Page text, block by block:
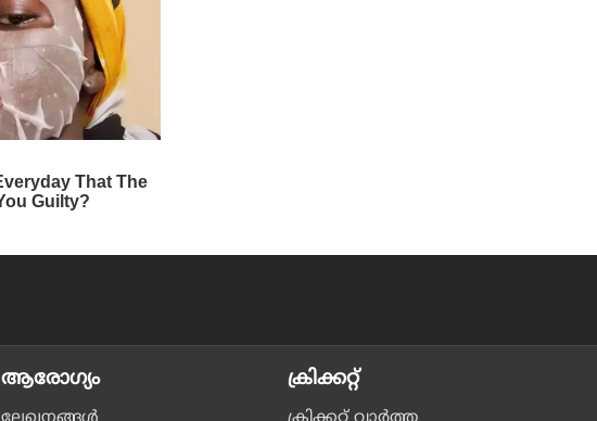
ആരോഗ്യം ക്രിക്കറ്റ്‌